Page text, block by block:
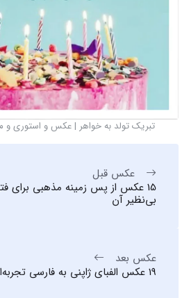
تبریک تولد به خواهر | عکس و استوری و
عکس قبل
15 عکس از پس زمینه مذهبی برای
بی‌نظیر آن
عکس بعد
19 عکس الفبای ژاپنی به فارسی تجربه‌ای نوین در عکاسی